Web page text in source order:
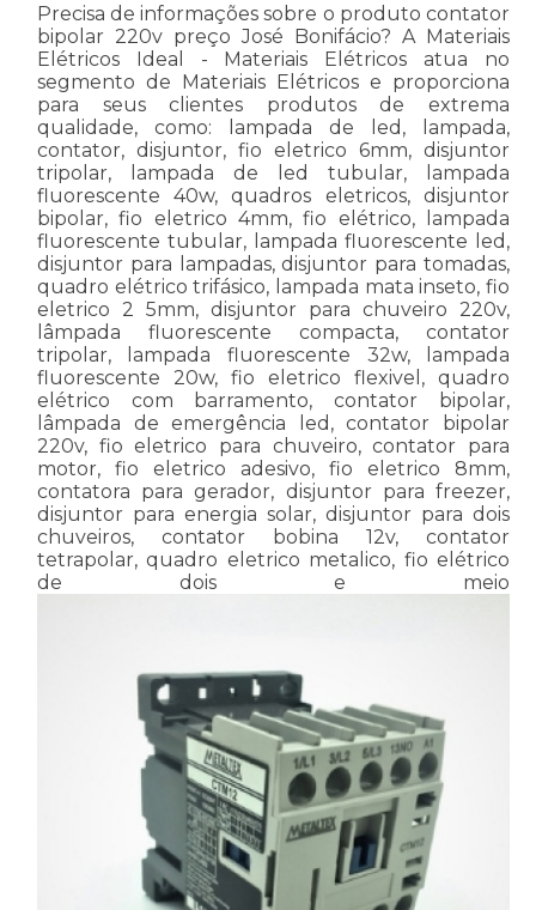
Precisa de informações sobre o produto contator
bipolar 220v preço José Bonifácio? A Materiais
Elétricos Ideal - Materiais Elétricos atua no
segmento de Materiais Elétricos e proporciona
para seus clientes produtos de extrema
qualidade, como: lampada de led, lampada,
contator, disjuntor, fio eletrico 6mm, disjuntor
tripolar, lampada de led tubular, lampada
fluorescente 40w, quadros eletricos, disjuntor
bipolar, fio eletrico 4mm, fio elétrico, lampada
fluorescente tubular, lampada fluorescente led,
disjuntor para lampadas, disjuntor para tomadas,
quadro elétrico trifásico, lampada mata inseto, fio
eletrico 2 5mm, disjuntor para chuveiro 220v,
lâmpada fluorescente compacta, contator
tripolar, lampada fluorescente 32w, lampada
fluorescente 20w, fio eletrico flexivel, quadro
elétrico com barramento, contator bipolar,
lâmpada de emergência led, contator bipolar
220v, fio eletrico para chuveiro, contator para
motor, fio eletrico adesivo, fio eletrico 8mm,
contatora para gerador, disjuntor para freezer,
disjuntor para energia solar, disjuntor para dois
chuveiros, contator bobina 12v, contator
tetrapolar, quadro eletrico metalico, fio elétrico
de dois e meio